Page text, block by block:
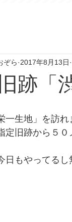
跡「
ぞら 2017年8月13日
一生地」を訪れ
定旧跡から５
日もやってる